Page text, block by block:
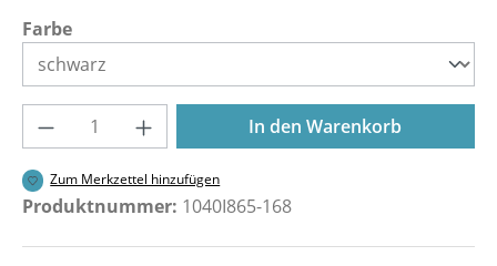
Farbeauswählen
Produkt Anzahl: Gib den gewünschten
In den Warenkorb
Zum Merkzettel hinzufügen
Produktnummer: 1040I865-168